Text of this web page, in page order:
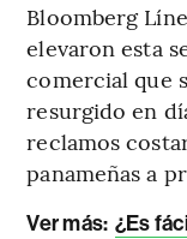
Bloomberg
elevaron esta
comercial que
resurgido en
reclamos
panameñas a
Ver más: ¿Es